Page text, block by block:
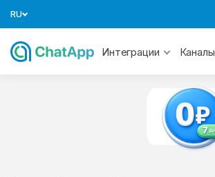
RU
Интеграции Каналы